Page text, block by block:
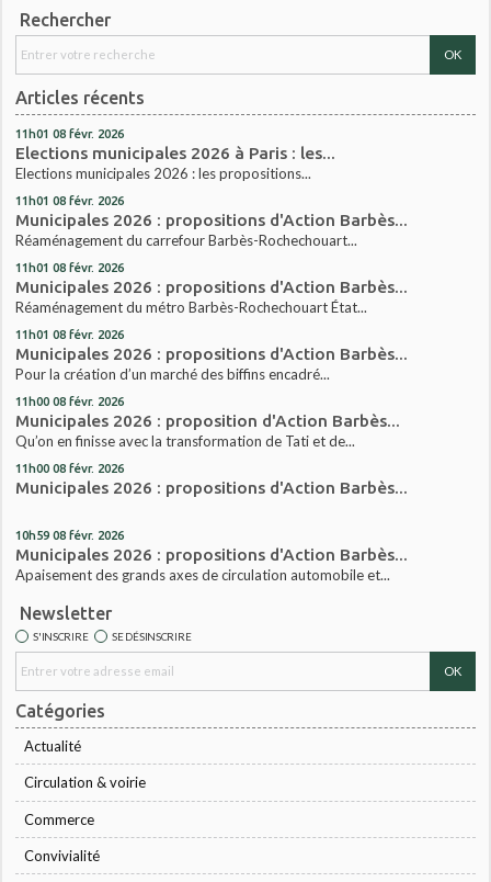
Rechercher
Articles récents
11h01 08 févr. 2026
Elections municipales 2026 à Paris : les...
Elections municipales 2026 : les propositions...
11h01 08 févr. 2026
Municipales 2026 : propositions d'Action Barbès...
Réaménagement du carrefour Barbès-Rochechouart...
11h01 08 févr. 2026
Municipales 2026 : propositions d'Action Barbès...
Réaménagement du métro Barbès-Rochechouart État...
11h01 08 févr. 2026
Municipales 2026 : propositions d'Action Barbès...
Pour la création d’un marché des biffins encadré...
11h00 08 févr. 2026
Municipales 2026 : proposition d'Action Barbès...
Qu’on en finisse avec la transformation de Tati et de...
11h00 08 févr. 2026
Municipales 2026 : propositions d'Action Barbès...
10h59 08 févr. 2026
Municipales 2026 : propositions d'Action Barbès...
Apaisement des grands axes de circulation automobile et...
Newsletter
S'INSCRIRE SE DÉSINSCRIRE
Catégories
Actualité
Circulation & voirie
Commerce
Convivialité